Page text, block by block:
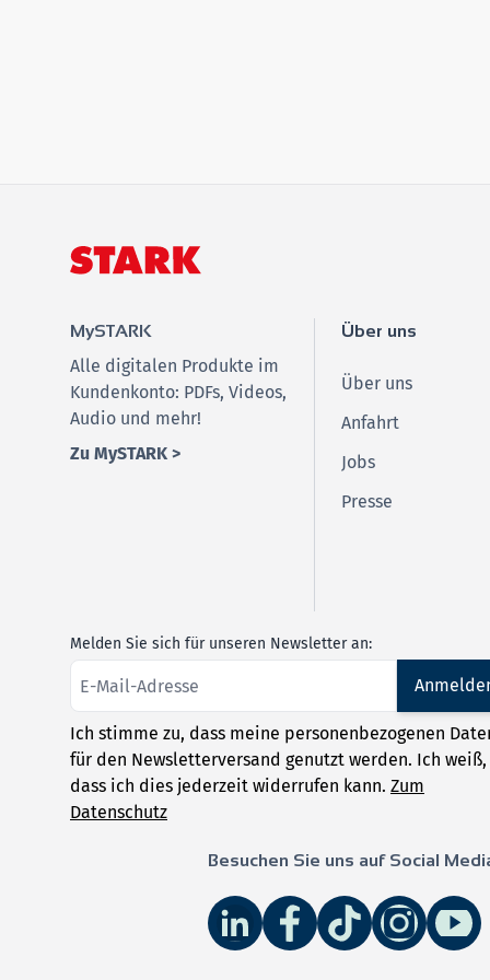
MySTARK
Alle digitalen Produkte im
Kundenkonto: PDFs, Videos,
Audio und mehr!
Zu MySTARK >
Über uns
Über uns
Anfahrt
Jobs
Presse
Melden Sie sich für unseren Newsletter an:
Ich stimme zu, dass meine personenbezogenen
für den Newsletterversand genutzt werden. Ich weiß,
dass ich dies jederzeit widerrufen kann. Zum
Datenschutz
Besuchen Sie uns auf Social